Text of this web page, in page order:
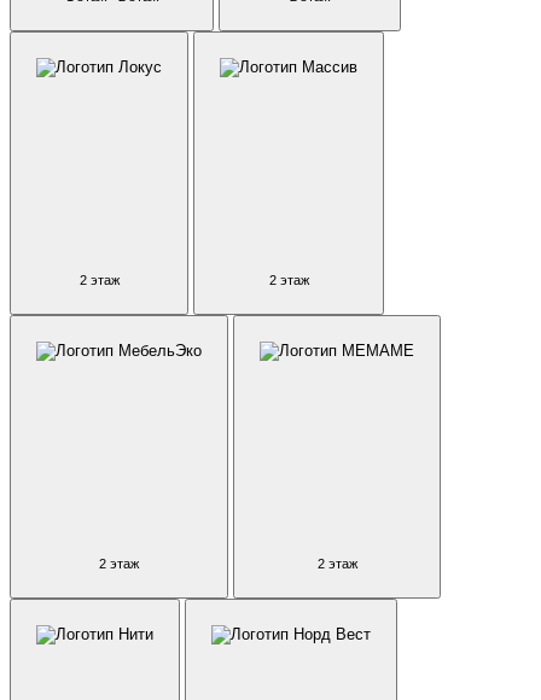
2 этаж 2 этаж
2 этаж 2 этаж